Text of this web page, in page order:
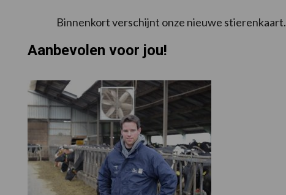
Binnenkort verschijnt onze nieuwe
Aanbevolen voor jou!